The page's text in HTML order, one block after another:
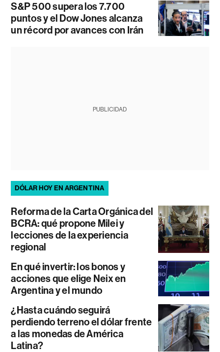
S&P 500 supera los 7.700
puntos y el Dow Jones alcanza
un récord por avances con Irán
PUBLICIDAD
DÓLAR HOY EN ARGENTINA
Reforma de la Carta Orgánica del
BCRA: qué propone Milei y
lecciones de la experiencia
regional
En qué invertir: los bonos y
acciones que elige Neix en
Argentina y el mundo
¿Hasta cuándo seguirá
perdiendo terreno el dólar frente
a las monedas de América
Latina?